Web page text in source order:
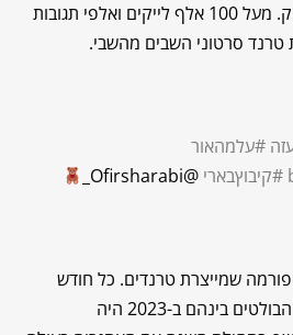
בכיכובה שהעלתה לטיקטוק. מעל 100 אלף לייקים ואלפי תגובות
טרנד סרטוני השבים מהשבי.
#עלמהאור
#קיבוץבארי @Ofirsharabi_
שמייצרת טרנדים. כל חודש
עשרות עם לא מאות. אחד הבולטים בינהם ב-2023 היה